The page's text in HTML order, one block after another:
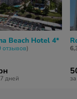
Beach Hotel 4*
отзывов)
дней